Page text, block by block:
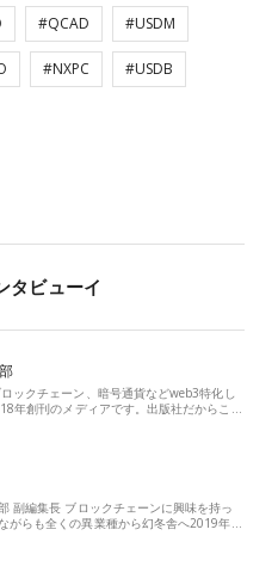
#QCAD #USDM
#NXPC #USDB
タビューイ
ックチェーン、暗号通貨などweb3特化し
年創刊のメディアです。出版社だからこ…
副編集長 ブロックチェーンに興味を持っ
がらも全くの異業種から幻冬舎へ2019年…